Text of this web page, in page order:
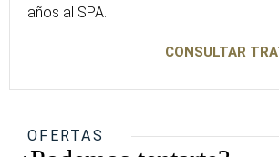
años al SPA.
CONSULTAR
OFERTAS